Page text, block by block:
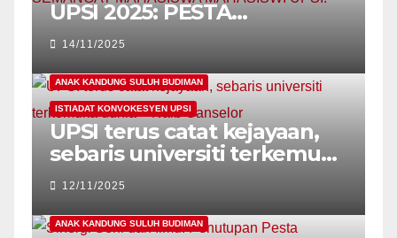
UPSI 2025: PESTA
KONVOKESYEN
SEMARAKKAN LAGI
SEMANGAT MAHASISWA
MAHASISWI UPSI!
14/11/2025
ANAK KANDUNG SULUH BUDIMAN
ISTIADAT KONVOKESYEN UPSI
UPSI terus catat kejayaan,
sebaris universiti terkemuka
dunia – Naib Canselor
12/11/2025
ANAK KANDUNG SULUH BUDIMAN